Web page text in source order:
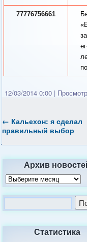
77776756661
12/03/2014 0:00 |
← Кальехон: я сделал
правильный выбор
Архив
Статистика